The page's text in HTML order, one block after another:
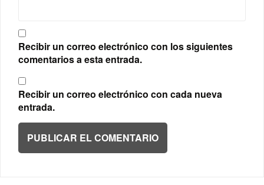
Recibir un correo electrónico con los siguientes
comentarios a esta entrada.
Recibir un correo electrónico con cada nueva
entrada.